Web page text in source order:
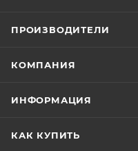
ПРОИЗВОДИТЕЛИ
КОМПАНИЯ
ИНФОРМАЦИЯ
КАК КУПИТЬ